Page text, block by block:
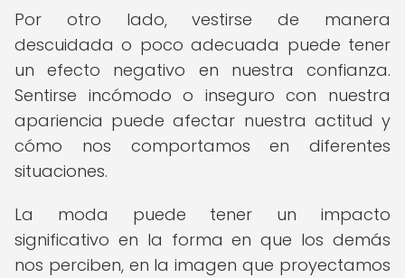
Por otro lado, vestirse de manera
descuidada o poco adecuada puede tener
un efecto negativo en nuestra confianza.
Sentirse incómodo o inseguro con nuestra
apariencia puede afectar nuestra actitud y
cómo nos comportamos en diferentes
situaciones.
La moda puede tener un impacto
significativo en la forma en que los demás
nos perciben, en la imagen que proyectamos